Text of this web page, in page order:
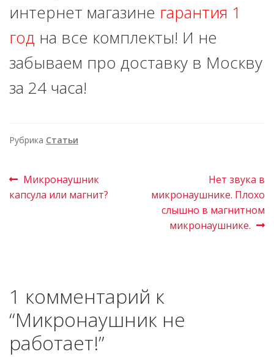
интернет магазине гарантия 1
год на все комплекты! И не
забываем про доставку в Москву
за 24 часа!
Рубрика Статьи
Микронаушник
капсула или магнит?
Нет звука в
микронаушнике. Плохо
слышно в магнитном
микронаушнике.
1 комментарий к
“Микронаушник не
работает!”